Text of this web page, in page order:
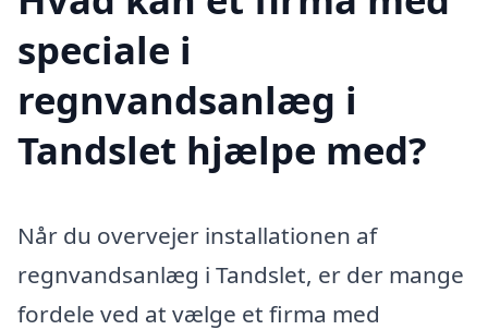
speciale i
regnvandsanlæg i
Tandslet hjælpe med?
Når du overvejer installationen af
regnvandsanlæg i Tandslet, er der mange
fordele ved at vælge et firma med